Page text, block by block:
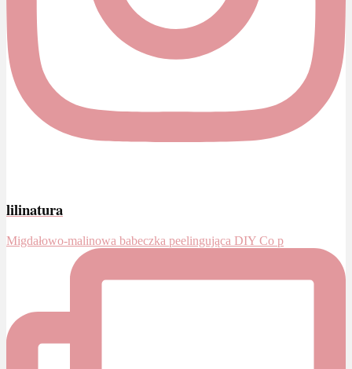
lilinatura
Migdałowo-malinowa babeczka peelingująca DIY Co p